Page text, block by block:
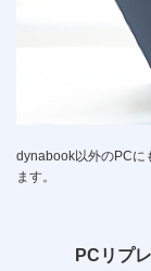
dynabook以外のPCに
ます。
PCリプ